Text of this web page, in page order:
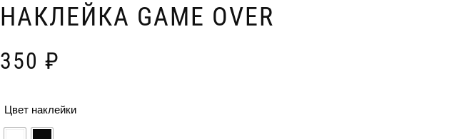
НАКЛЕЙКА GAME OVER
350 ₽
Цвет наклейки